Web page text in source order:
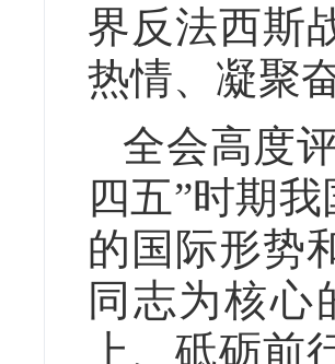
界反法西斯
热情、凝聚
全会高度
四五”时期
的国际形势
同志为核心
上、砥砺